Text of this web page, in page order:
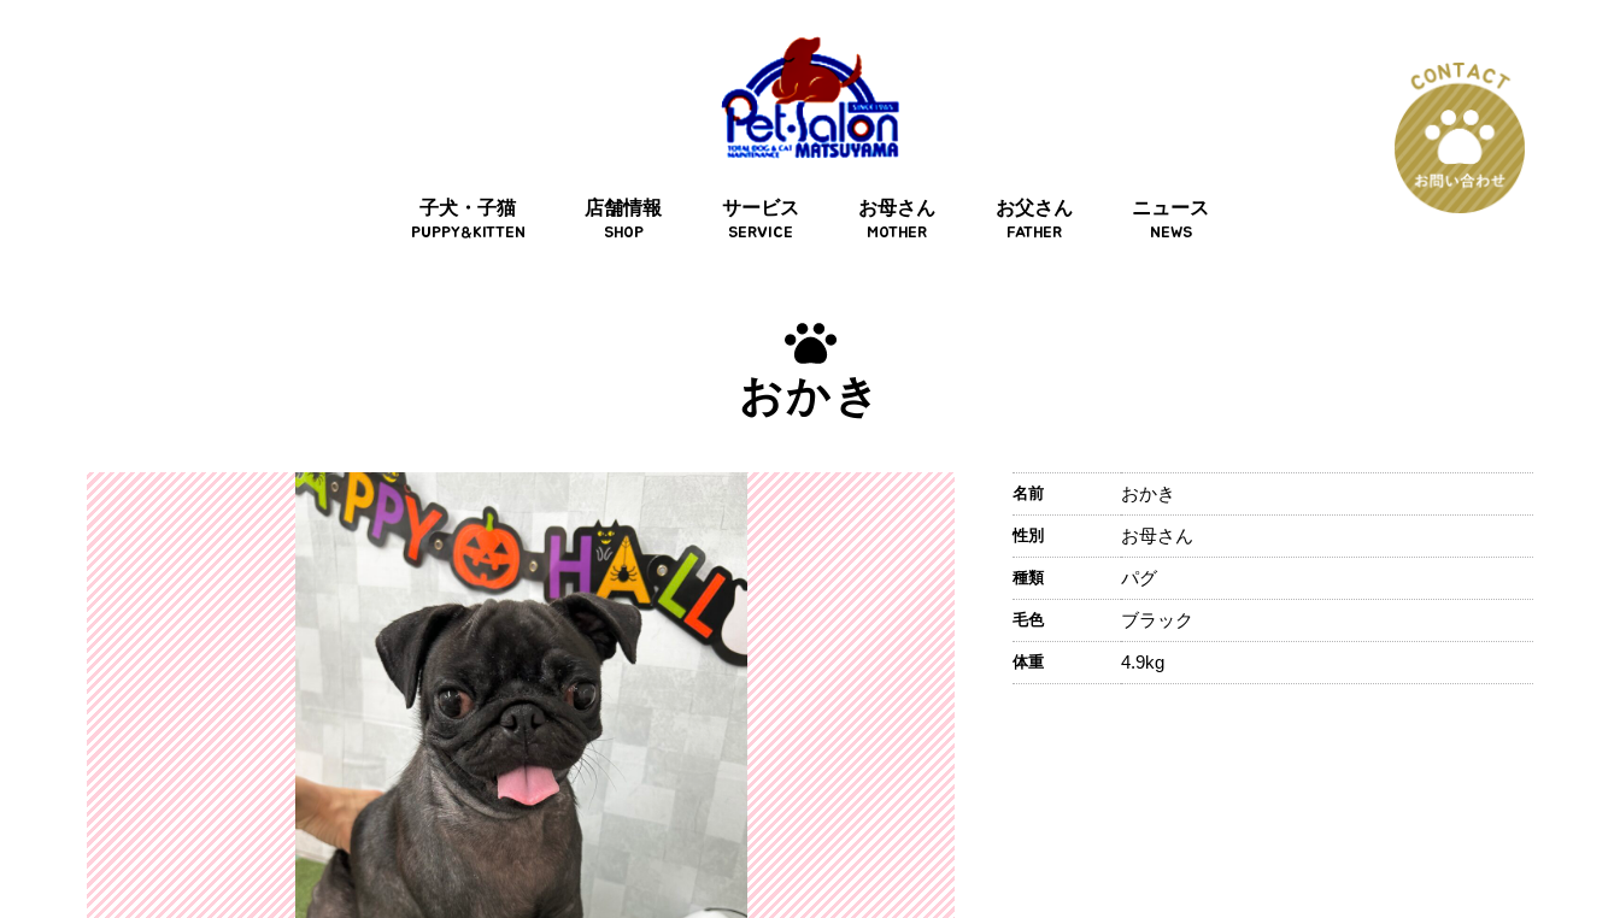
子犬・子猫
PUPPY&KITTEN
店舗情報
SHOP
サービス
SERVICE
お母さん
MOTHER
お父さん
FATHER
ニュース
NEWS
おかき
名前 おかき
性別 お母さん
種類 パグ
毛色 ブラック
体重 4.9kg